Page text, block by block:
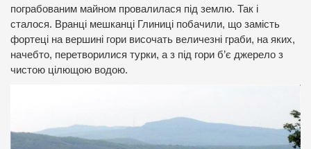
пограбованим майном провалилася під землю. Так і
сталося. Вранці мешканці Глиниці побачили, що замість
фортеці на вершині гори височать величезні граби, на яких,
начебто, перетворилися турки, а з під гори б’є джерело з
чистою цілющою водою.